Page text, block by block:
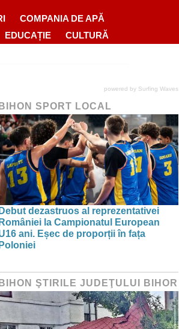
COMPANIA DE APĂ
EDUCAȚIE CULTURĂ
powered by Surfing Waves
BIHON SPORT LOCAL
Debut dezastruos al reprezentativei
României la Campionatul European
ani. Eșec de proporții în fața
Poloniei
BIHON ŞTIRILE JUDEŢULUI BIHOR